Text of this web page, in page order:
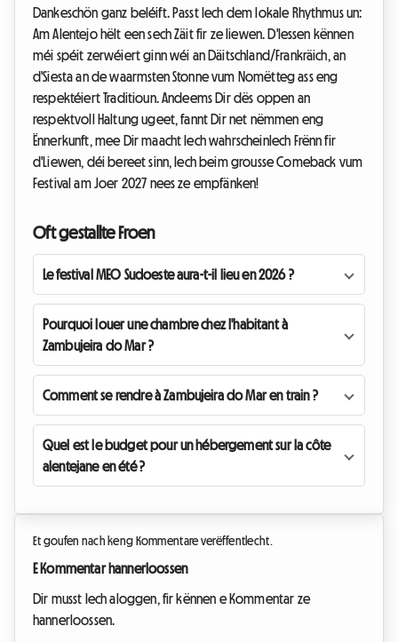
Dankeschön ganz beléift. Passt Iech dem lokale Rhythmus un:
Am Alentejo hëlt een sech Zäit fir ze liewen. D'Iessen kënnen
méi spéit zerwéiert ginn wéi an Däitschland/Frankräich, an
d'Siesta an de waarmsten Stonne vum Nomëtteg ass eng
respektéiert Traditioun. Andeems Dir dës oppen an
respektvoll Haltung ugeet, fannt Dir net nëmmen eng
Ënnerkunft, mee Dir maacht Iech wahrscheinlech Frënn fir
d'Liewen, déi bereet sinn, Iech beim grousse Comeback vum
Festival am Joer 2027 nees ze empfänken!
Oft gestallte Froen
Le festival MEO Sudoeste aura-t-il lieu en 2026 ?
Pourquoi louer une chambre chez l'habitant à
Zambujeira do Mar ?
Comment se rendre à Zambujeira do Mar en train ?
Quel est le budget pour un hébergement sur la côte
alentejane en été ?
Et goufen nach keng Kommentare verëffentlecht.
E Kommentar hannerloossen
Dir musst Iech aloggen, fir kënnen e Kommentar ze
hannerloossen.